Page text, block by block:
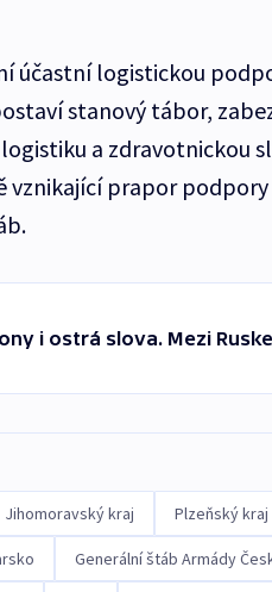
účastní logistickou
stanový tábor,
a zdravotnickou
vznikající prapor
i ostrá slova. Mezi
Jihomoravský kraj Plzeňský kraj
Generální štáb Armády